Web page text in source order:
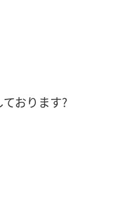
おります?